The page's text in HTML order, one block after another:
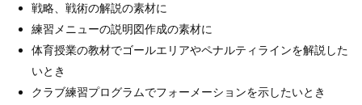
戦略、戦術の解説の素材に
練習メニューの説明図作成の素材に
体育授業の教材でゴールエリアやペナルティラインを解説した
いとき
クラブ練習プログラムでフォーメーションを示したいとき